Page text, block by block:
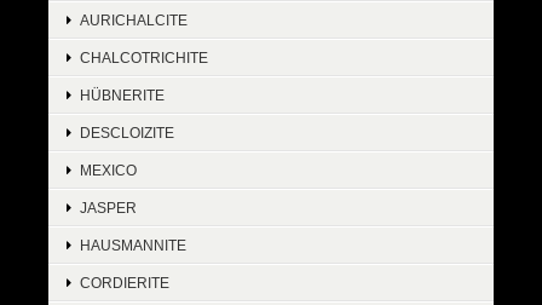
AURICHALCITE
CHALCOTRICHITE
HÜBNERITE
DESCLOIZITE
MEXICO
JASPER
HAUSMANNITE
CORDIERITE